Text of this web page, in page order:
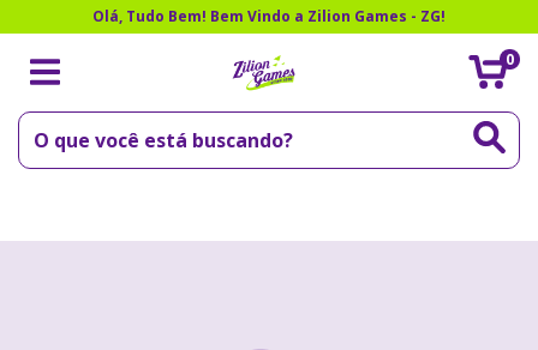
Olá, Tudo Bem! Bem Vindo a Zilion Games - ZG!
0